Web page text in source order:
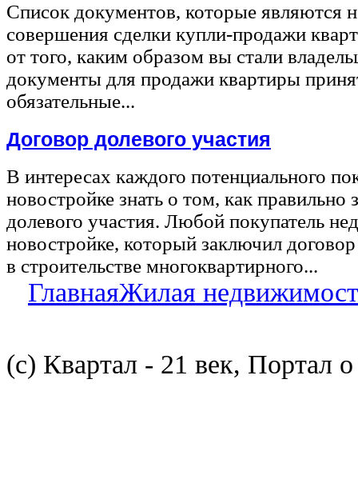
Список документов, которые являются
совершения сделки купли-продажи
от того, каким образом вы стали
документы для продажи квартиры
обязательные...
Договор долевого участия
В интересах каждого потенциального
новостройке знать о том, как правильно
долевого участия. Любой покупатель
новостройке, который заключил
в строительстве многоквартирного...
ГлавнаяЖилая
(с) Квартал - 21 век, Портал